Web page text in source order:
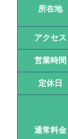
所在地
アクセス
営業時間
定休日
通常料金